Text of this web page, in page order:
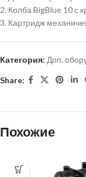
2. Колба BigBlue 10 с
3. Картридж
Категория: Доп.
Share:
Похожие